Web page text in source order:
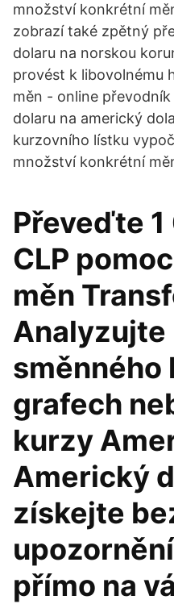
množství konkrétní
zobrazí také zpětný
dolaru na norskou
provést k libovolnému
měn - online
dolaru na americký
kurzovního lístku
množství konkrétní
Převeďte 1
CLP
měn
směnného
grafech
kurzy
Americký
získejte
přímo na